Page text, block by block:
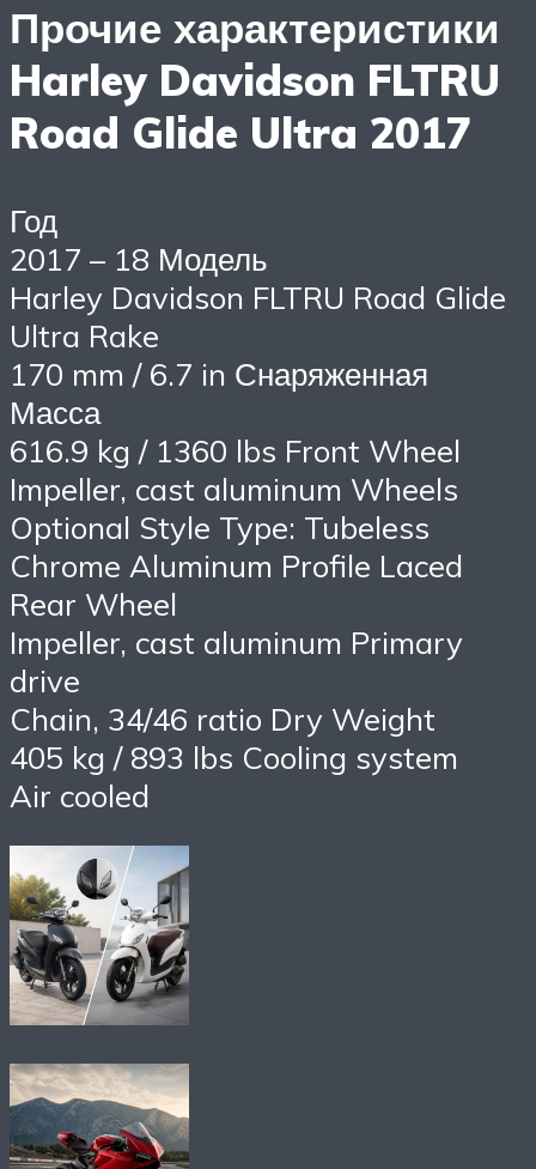
Прочие характеристики
Harley Davidson FLTRU
Road Glide Ultra 2017
Год
2017 – 18 Модель
Harley Davidson FLTRU Road Glide
Ultra Rake
170 mm / 6.7 in Снаряженная
Масса
616.9 kg / 1360 lbs Front Wheel
Impeller, cast aluminum Wheels
Optional Style Type: Tubeless
Chrome Aluminum Profile Laced
Rear Wheel
Impeller, cast aluminum Primary
drive
Chain, 34/46 ratio Dry Weight
405 kg / 893 lbs Cooling system
Air cooled